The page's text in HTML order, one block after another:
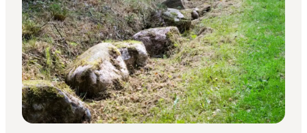
Events
Unterkunft
Mach deine Urlaubsplanung